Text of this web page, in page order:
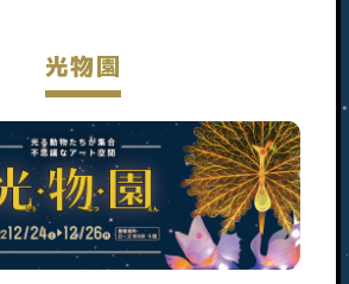
光物園